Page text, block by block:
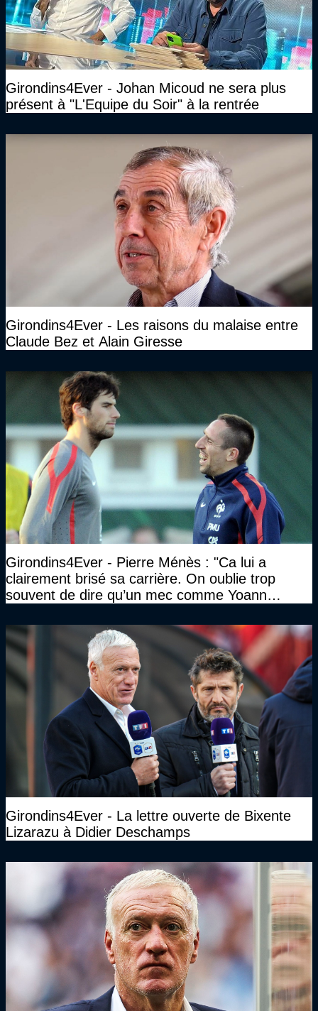
Girondins4Ever - Johan Micoud ne sera plus
présent à "L'Equipe du Soir" à la rentrée
Girondins4Ever - Les raisons du malaise entre
Claude Bez et Alain Giresse
Girondins4Ever - Pierre Ménès : "Ca lui a
clairement brisé sa carrière. On oublie trop
souvent de dire qu’un mec comme Yoann
Girondins4Ever - La lettre ouverte de Bixente
Lizarazu à Didier Deschamps